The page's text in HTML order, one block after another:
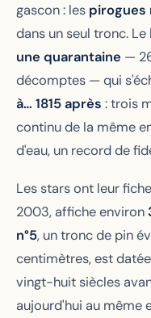
gascon : les pirogues
dans un seul tronc. Le
une quarantaine —
décomptes — qui
à… 1815 après : trois
continu de la même
d'eau, un record de
Les stars ont leur
2003, affiche environ
n°5, un tronc de pin
centimètres, est
vingt-huit siècles
aujourd'hui au même